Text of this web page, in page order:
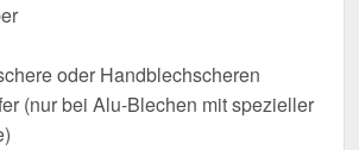
oder Handblechscheren
(nur bei Alu-Blechen mit spezieller